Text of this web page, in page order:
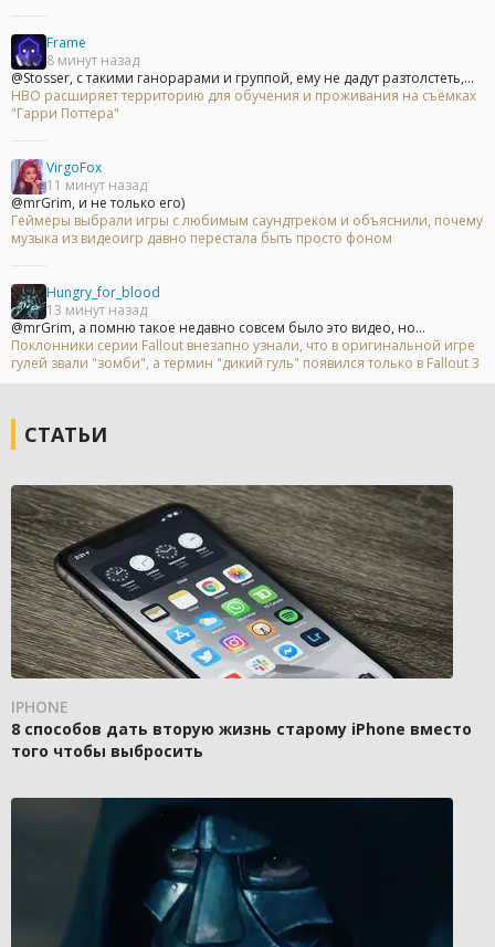
Frame
8 минут назад
@Stosser, с такими ганорарами и группой, ему не дадут разтолстеть,...
HBO расширяет территорию для обучения и проживания на съёмках
"Гарри Поттера"
VirgoFox
11 минут назад
@mrGrim, и не только его)
Геймеры выбрали игры с любимым саундтреком и объяснили, почему
музыка из видеоигр давно перестала быть просто фоном
Hungry_for_blood
13 минут назад
@mrGrim, а помню такое недавно совсем было это видео, но...
Поклонники серии Fallout внезапно узнали, что в оригинальной игре
гулей звали "зомби", а термин "дикий гуль" появился только в Fallout 3
СТАТЬИ
IPHONE
8 способов дать вторую жизнь старому iPhone вместо
того чтобы выбросить